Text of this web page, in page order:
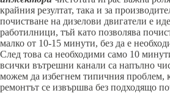
крайния резултат, така и за
почистване на дизелови двигатели е
работилници, тъй като позволява
малко от 10-15 минути, без да е
След това са необходими само 10
всички вътрешни канали са напълно
можем да избегнем типичния проблем,
ремонтът се извършва без подходящо